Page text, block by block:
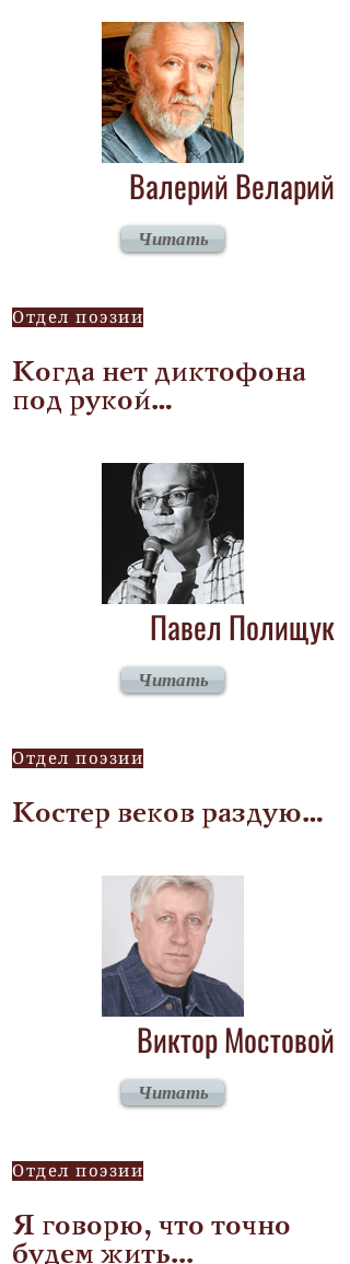
Валерий Веларий
Читать
Отдел поэзии
Когда нет диктофона
под рукой…
Павел Полищук
Читать
Отдел поэзии
Костер веков раздую…
Виктор Мостовой
Читать
Отдел поэзии
Я говорю, что точно
будем жить...